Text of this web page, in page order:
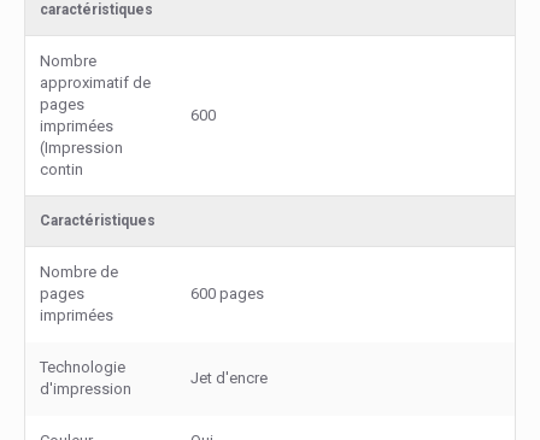
caractéristiques
Nombre
approximatif de
pages
imprimées
(Impression
contin
600
Caractéristiques
Nombre de
pages
imprimées
600 pages
Technologie
d'impression
Jet d'encre